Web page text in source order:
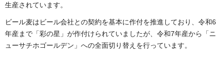
生産されています。
ビール麦はビール会社との契約を基本に作付を推進しており、令和6
年産まで「彩の星」が作付けられていましたが、令和7年産から「ニ
ューサチホゴールデン」への全面切り替えを行っています。